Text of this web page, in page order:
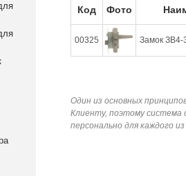
Код Фото
00325 Замок ЗВ4-
Один из основных
Клиенту, поэтому система
персонально для каждого из